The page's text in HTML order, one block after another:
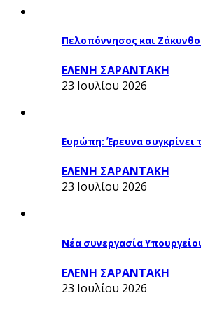
Πελοπόννησος και
ΕΛΕΝΗ ΣΑΡΑΝΤΑΚΗ
23 Ιουλίου 2026
Ευρώπη: Έρευνα
ΕΛΕΝΗ ΣΑΡΑΝΤΑΚΗ
23 Ιουλίου 2026
Νέα συνεργασία
ΕΛΕΝΗ ΣΑΡΑΝΤΑΚΗ
23 Ιουλίου 2026